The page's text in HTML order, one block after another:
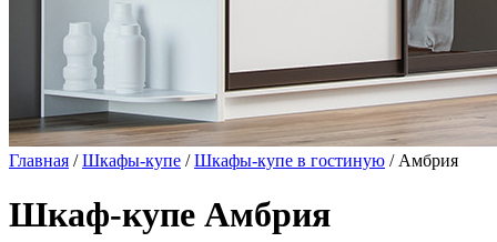
Главная /Шкафы-купе /Шкафы-купе в гостиную / Амбрия
Шкаф-купе Амбрия